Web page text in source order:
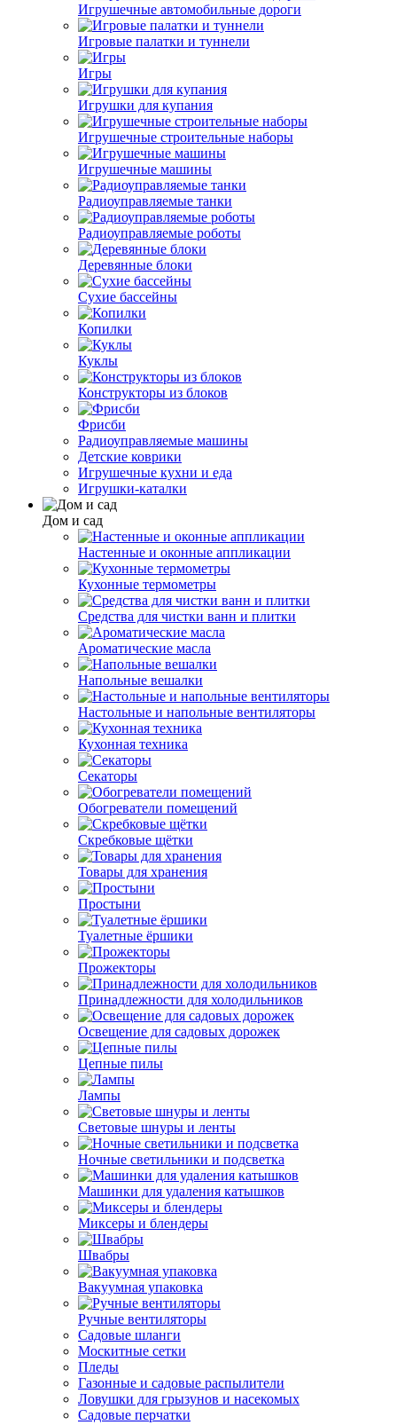
Игрушечные автомобильные дороги
Игровые палатки и туннели
Игры
Игрушки для купания
Игрушечные строительные наборы
Игрушечные машины
Радиоуправляемые танки
Радиоуправляемые роботы
Деревянные блоки
Сухие бассейны
Копилки
Куклы
Конструкторы из блоков
Фрисби
Радиоуправляемые машины
Детские коврики
Игрушечные кухни и еда
Игрушки-каталки
Дом и сад
Настенные и оконные аппликации
Кухонные термометры
Средства для чистки ванн и плитки
Ароматические масла
Напольные вешалки
Настольные и напольные вентиляторы
Кухонная техника
Секаторы
Обогреватели помещений
Скребковые щётки
Товары для хранения
Простыни
Туалетные ёршики
Прожекторы
Принадлежности для холодильников
Освещение для садовых дорожек
Цепные пилы
Лампы
Световые шнуры и ленты
Ночные светильники и подсветка
Машинки для удаления катышков
Миксеры и блендеры
Швабры
Вакуумная упаковка
Ручные вентиляторы
Садовые шланги
Москитные сетки
Пледы
Газонные и садовые распылители
Ловушки для грызунов и насекомых
Садовые перчатки